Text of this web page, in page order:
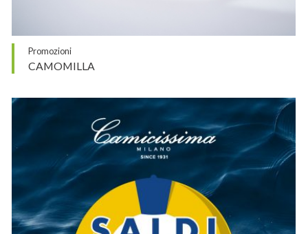
Promozioni
CAMOMILLA